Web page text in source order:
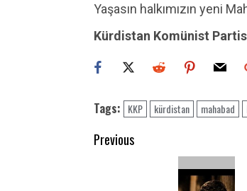
Yaşasın halkımızın yeni
Kürdistan Komünist
Tags: KKP kürdistan mahabad
Post
Previous